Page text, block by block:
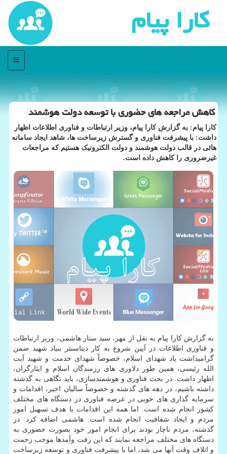
كارا پیام
منو
کاهش مراجعه های حضوری با توسعه دولت هوشمند
کارا پیام: به گزارش کارا پیام، وزیر ارتباطات و فناوری اطلاعات اظهار
داشت: با پیشرفت فناوری و گسترش زیرساخت ها، شاهد ایجاد سامانه
هائی در قالب دولت هوشمند و دولت الکترونیک هستیم که مراجعات
غیرضروری را کاهش داده است.
به گزارش کارا پیام به نقل از مهر، سید ستار هاشمی، وزیر ارتباطات
و فناوری اطلاعات در آیین شروع به کار دیتاسنتر بنیاد شهید ضمن
گرامیداشت یاد شهدای اسلام، خصوصاً شهدای خدمت و شهید آیت
الله رئیسی، همین طور دلاوری های رزمندگان اسلام و ایثارگران،
اظهار داشت: در بحث فناوری و هوشمندسازی، باید نگاهی به گذشته
داشته باشیم، در دهه های گذشته و خصوصاً سالیان اخیر، اقدامات و
سرمایه گذاری های خوبی در عرصه فناوری در دستگاه های مختلف
کشور انجام شده است. اما همه این اقدامات با هدف تسهیل امور
مردم و ایجاد شفافیت انجام شده است. هاشمی اضافه کرد: در
گذشته، مردم ناچار بودند برای انجام امور خود بصورت حضوری به
دستگاه های مختلف مراجعه نمایند که این رفت وآمدها موجب زحمت
و اتلاف وقت آنها می شد، اما با پیشرفت فناوری و توسعه زیرساخت